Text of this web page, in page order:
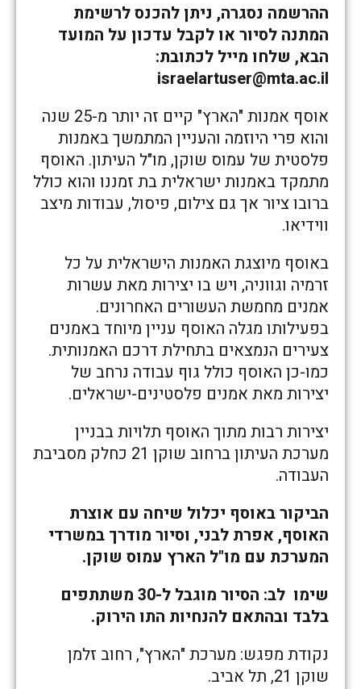
ההרשמה נסגרה, ניתן להכנס לרשימת
המתנה לסיור או לקבל עדכון על המועד
הבא, שלחו מייל לכתובת:
israelartuser@mta.ac.il
אוסף אמנות "הארץ" קיים זה יותר מ-25 שנה
והוא פרי היוזמה והעניין המתמשך באמנות
פלסטית של עמוס שוקן, מו"ל העיתון. האוסף
מתמקד באמנות ישראלית בת זמננו והוא כולל
ברובו ציור אך גם צילום, פיסול, עבודות מיצב
ווידיאו.
באוסף מיוצגת האמנות הישראלית על כל
זרמיה וגווניה, ויש בו יצירות מאת עשרות
אמנים מחמשת העשורים האחרונים.
בפעילותו מגלה האוסף עניין מיוחד באמנים
צעירים הנמצאים בתחילת דרכם האמנותית.
כמו-כן האוסף כולל גוף עבודה נרחב של
יצירות מאת אמנים פלסטינים-ישראלים.
יצירות רבות מתוך האוסף תלויות בבניין
מערכת העיתון ברחוב שוקן 21 כחלק מסביבת
העבודה.
הביקור באוסף יכלול שיחה עם אוצרת
האוסף, אפרת לבני, וסיור מודרך במשרדי
המערכת עם מו"ל הארץ עמוס שוקן.
שימו לב: הסיור מוגבל ל-30 משתתפים
בלבד ובהתאם להנחיות התו הירוק.
נקודת מפגש: מערכת "הארץ", רחוב זלמן
שוקן 21, תל אביב.